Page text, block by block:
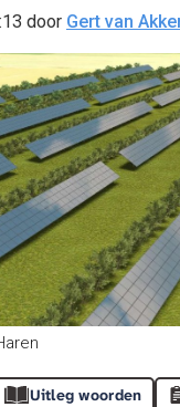
door Gert van
Uitleg woorden